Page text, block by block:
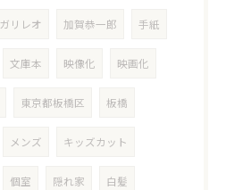
ガリレオ 加賀恭一郎 手紙
文庫本 映像化 映画化
東京都板橋区 板橋
メンズ キッズカット
個室 隠れ家 白髪